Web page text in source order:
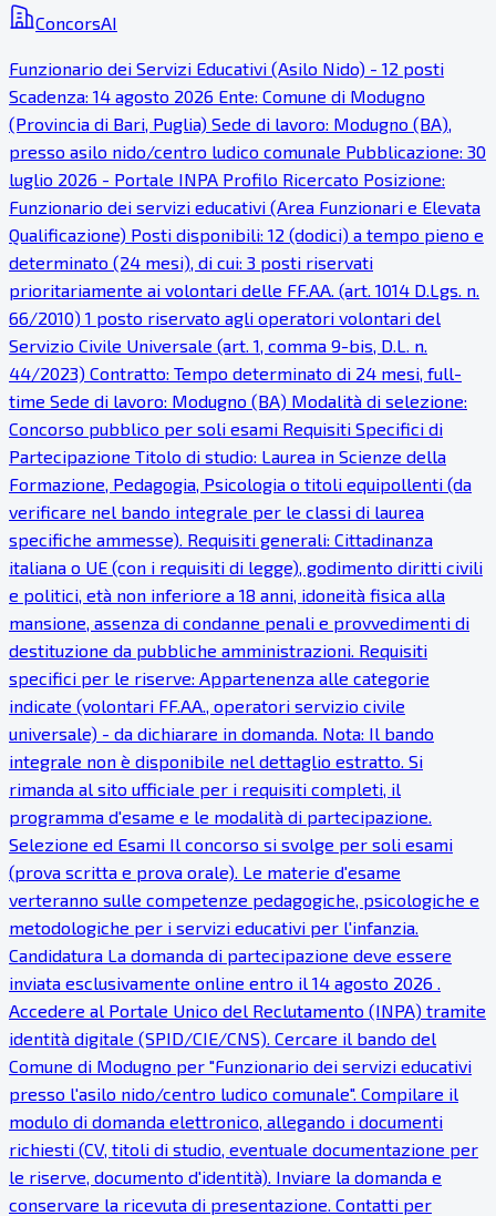
ConcorsAI
Funzionario dei Servizi Educativi (Asilo Nido) - 12 posti
Scadenza: 14 agosto 2026 Ente: Comune di Modugno
(Provincia di Bari, Puglia) Sede di lavoro: Modugno (BA),
presso asilo nido/centro ludico comunale Pubblicazione: 30
luglio 2026 - Portale INPA Profilo Ricercato Posizione:
Funzionario dei servizi educativi (Area Funzionari e Elevata
Qualificazione) Posti disponibili: 12 (dodici) a tempo pieno e
determinato (24 mesi), di cui: 3 posti riservati
prioritariamente ai volontari delle FF.AA. (art. 1014 D.Lgs. n.
66/2010) 1 posto riservato agli operatori volontari del
Servizio Civile Universale (art. 1, comma 9-bis, D.L. n.
44/2023) Contratto: Tempo determinato di 24 mesi, full-
time Sede di lavoro: Modugno (BA) Modalità di selezione:
Concorso pubblico per soli esami Requisiti Specifici di
Partecipazione Titolo di studio: Laurea in Scienze della
Formazione, Pedagogia, Psicologia o titoli equipollenti (da
verificare nel bando integrale per le classi di laurea
specifiche ammesse). Requisiti generali: Cittadinanza
italiana o UE (con i requisiti di legge), godimento diritti civili
e politici, età non inferiore a 18 anni, idoneità fisica alla
mansione, assenza di condanne penali e provvedimenti di
destituzione da pubbliche amministrazioni. Requisiti
specifici per le riserve: Appartenenza alle categorie
indicate (volontari FF.AA., operatori servizio civile
universale) - da dichiarare in domanda. Nota: Il bando
integrale non è disponibile nel dettaglio estratto. Si
rimanda al sito ufficiale per i requisiti completi, il
programma d'esame e le modalità di partecipazione.
Selezione ed Esami Il concorso si svolge per soli esami
(prova scritta e prova orale). Le materie d'esame
verteranno sulle competenze pedagogiche, psicologiche e
metodologiche per i servizi educativi per l'infanzia.
Candidatura La domanda di partecipazione deve essere
inviata esclusivamente online entro il 14 agosto 2026 .
Accedere al Portale Unico del Reclutamento (INPA) tramite
identità digitale (SPID/CIE/CNS). Cercare il bando del
Comune di Modugno per "Funzionario dei servizi educativi
presso l'asilo nido/centro ludico comunale". Compilare il
modulo di domanda elettronico, allegando i documenti
richiesti (CV, titoli di studio, eventuale documentazione per
le riserve, documento d'identità). Inviare la domanda e
conservare la ricevuta di presentazione. Contatti per